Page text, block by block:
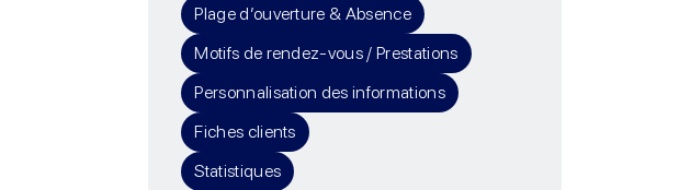
Plage d’ouverture & Absence
Motifs de rendez-vous / Prestations
Personnalisation des informations
Fiches clients
Statistiques